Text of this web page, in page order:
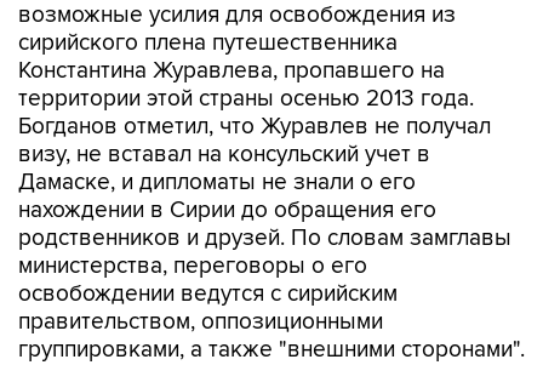
возможные усилия для освобождения из
сирийского плена путешественника
Константина Журавлева, пропавшего на
территории этой страны осенью 2013 года.
Богданов отметил, что Журавлев не получал
визу, не вставал на консульский учет в
Дамаске, и дипломаты не знали о его
нахождении в Сирии до обращения его
родственников и друзей. По словам замглавы
министерства, переговоры о его
освобождении ведутся с сирийским
правительством, оппозиционными
группировками, а также "внешними сторонами".